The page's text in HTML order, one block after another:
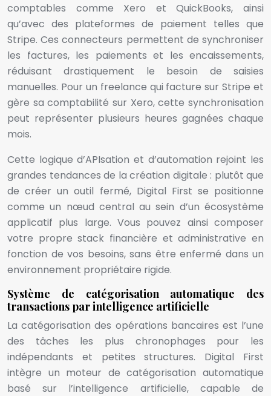
comptables comme Xero et QuickBooks, ainsi
qu’avec des plateformes de paiement telles que
Stripe. Ces connecteurs permettent de synchroniser
les factures, les paiements et les encaissements,
réduisant drastiquement le besoin de saisies
manuelles. Pour un freelance qui facture sur Stripe et
gère sa comptabilité sur Xero, cette synchronisation
peut représenter plusieurs heures gagnées chaque
mois.
Cette logique d’APIsation et d’automation rejoint les
grandes tendances de la création digitale : plutôt que
de créer un outil fermé, Digital First se positionne
comme un nœud central au sein d’un écosystème
applicatif plus large. Vous pouvez ainsi composer
votre propre stack financière et administrative en
fonction de vos besoins, sans être enfermé dans un
environnement propriétaire rigide.
Système de catégorisation automatique des
transactions par intelligence artificielle
La catégorisation des opérations bancaires est l’une
des tâches les plus chronophages pour les
indépendants et petites structures. Digital First
intègre un moteur de catégorisation automatique
basé sur l’intelligence artificielle, capable de